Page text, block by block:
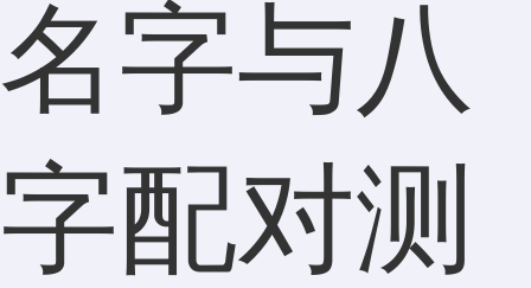
名字与八
字配对测